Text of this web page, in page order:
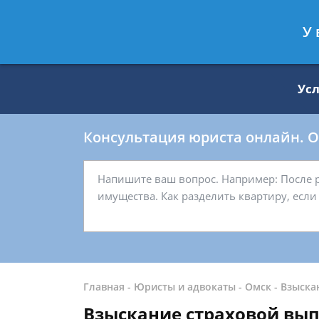
8 812 509-
Консультация юриста онлайн.
Главная - Юристы и адвокаты - Омск -
Взыскание страховой
У